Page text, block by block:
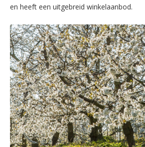
en heeft een uitgebreid winkelaanbod.